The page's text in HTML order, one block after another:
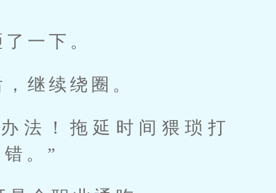
一下。
继续绕圈。
法！拖延时间猥琐打
。”